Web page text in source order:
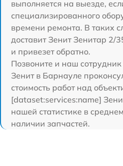
выполняется на выезде,
специализированного
времени ремонта. В таких
доставит Зенит Зенитар 2/
и привезет обратно.
Позвоните и наш
Зенит в Барнауле
стоимость работ над
[dataset:services:name]
нашей статистике в
наличии запчастей.